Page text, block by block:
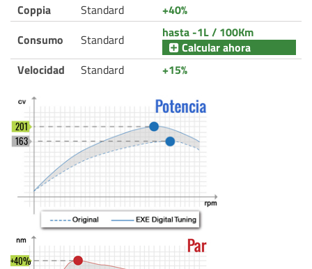
Coppia
Standard
+40%
Consumo
Standard
hasta -1L / 100Km
Calcular ahora
Velocidad
Standard +15%
163
201
+40%